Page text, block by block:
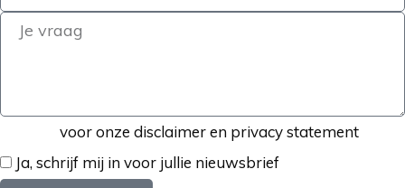
voor onze disclaimer en privacy statement
Ja, schrijf mij in voor jullie nieuwsbrief